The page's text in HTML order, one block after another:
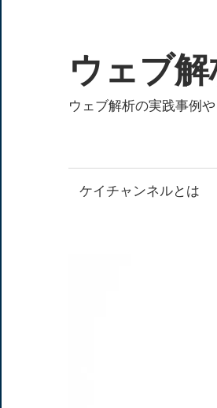
テ
ン
ツ
キ
ッ
ウェブ
ウェブ解析の実践事例
ケイチャンネルとは